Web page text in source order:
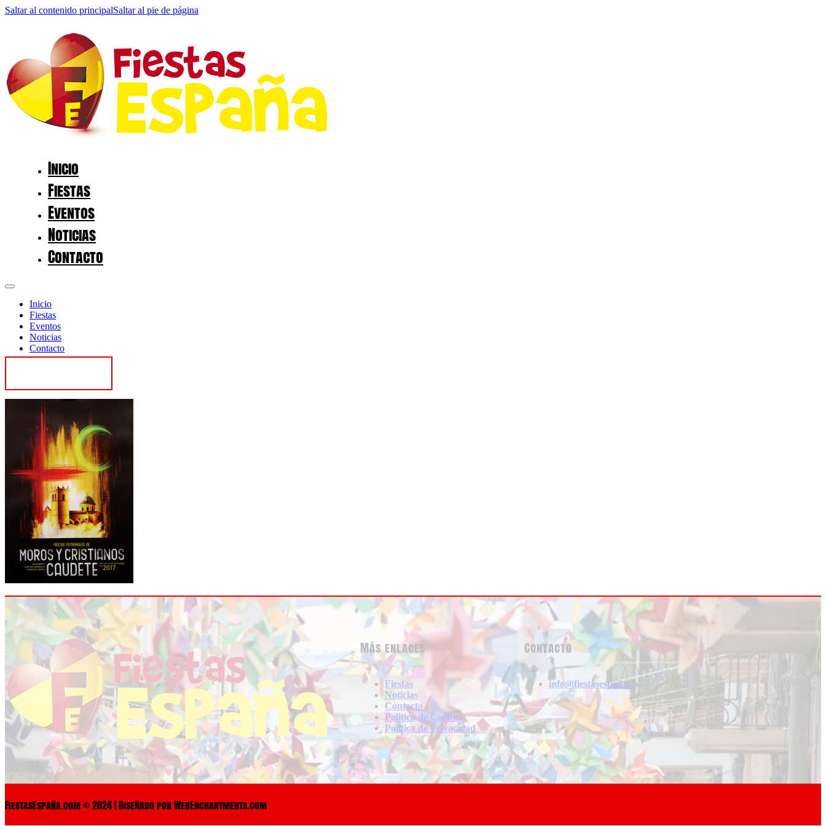
Saltar al contenido principalSaltar al pie de página
Inicio
Fiestas
Eventos
Noticias
Contacto
Inicio
Fiestas
Eventos
Noticias
Contacto
Más enlaces
Fiestas
Noticias
Contacto
Politica de Cookies
Politica de Privacidad
Contacto
info@fiestasespaña
FiestasEspaña.com © 2024 | Diseñado por WebEnchantments.com